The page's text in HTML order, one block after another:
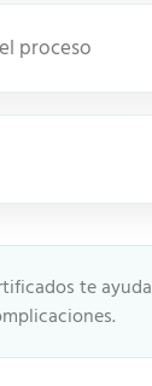
proceso
te